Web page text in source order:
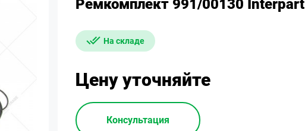
Ремкомплект 991/00130 Interpart
На складе
Цену уточняйте
Консультация